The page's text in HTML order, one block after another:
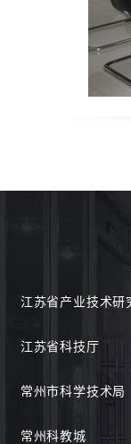
江苏省产业技术研
江苏省科技厅
常州市科学技术局
常州科教城